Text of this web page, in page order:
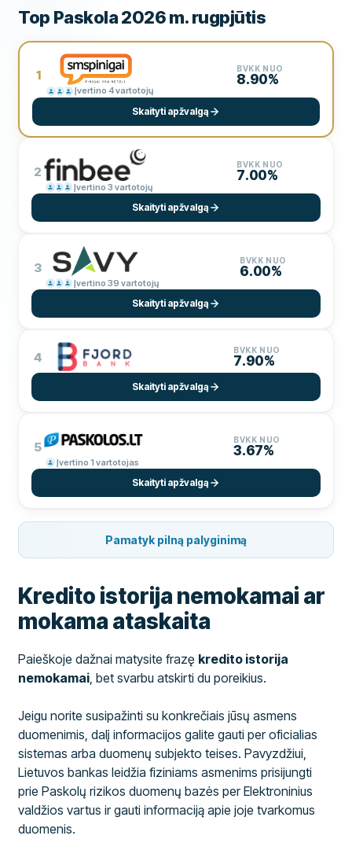
Top Paskola 2026 m. rugpjūtis
1
Įvertino 4 vartotojų
BVKK NUO
8.90%
Skaityti apžvalgą
2
Įvertino 3 vartotojų
BVKK NUO
7.00%
Skaityti apžvalgą
3
Įvertino 39 vartotojų
BVKK NUO
6.00%
Skaityti apžvalgą
4 BVKK NUO
7.90%
Skaityti apžvalgą
5
Įvertino 1 vartotojas
BVKK NUO
3.67%
Skaityti apžvalgą
Pamatyk pilną palyginimą
Kredito istorija nemokamai ar
mokama ataskaita
Paieškoje dažnai matysite frazę kredito istorija
nemokamai, bet svarbu atskirti du poreikius.
Jeigu norite susipažinti su konkrečiais jūsų asmens
duomenimis, dalį informacijos galite gauti per oficialias
sistemas arba duomenų subjekto teises. Pavyzdžiui,
Lietuvos bankas leidžia fiziniams asmenims prisijungti
prie Paskolų rizikos duomenų bazės per Elektroninius
valdžios vartus ir gauti informaciją apie joje tvarkomus
duomenis.